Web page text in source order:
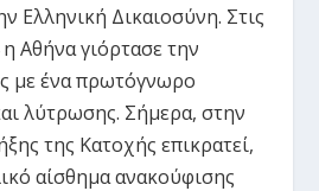
Ελληνική Δικαιοσύνη. Στις
Αθήνα γιόρτασε την
με ένα πρωτόγνωρο
λύτρωσης. Σήμερα, στην
της Κατοχής επικρατεί,
αίσθημα ανακούφισης